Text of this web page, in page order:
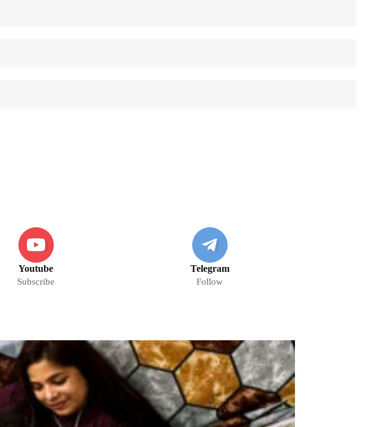
Youtube
Subscribe
Telegram
Follow